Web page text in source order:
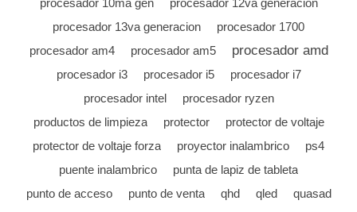
procesador 10ma gen
procesador 12va generacion
procesador 13va generacion
procesador 1700
procesador am4
procesador am5 procesador amd
procesador i3 procesador i5
procesador i7
procesador intel
procesador ryzen
productos de limpieza
protector
protector de voltaje
protector de voltaje forza
proyector inalambrico
ps4
puente inalambrico
punta de lapiz de tableta
punto de acceso
punto de venta qhd qled
quasad